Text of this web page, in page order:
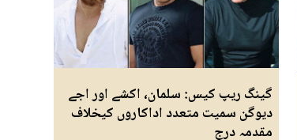
گینگ ریپ کیس: سلمان، اکشے اور اجے
دیوگن سمیت متعدد اداکاروں کیخلاف
مقدمہ درج